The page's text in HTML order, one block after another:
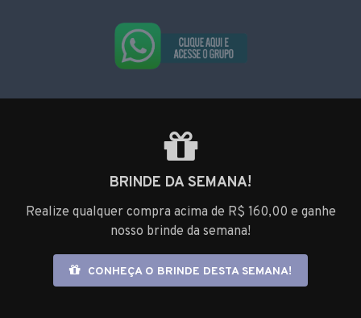
BRINDE DA SEMANA!
Realize qualquer compra acima de R$ 160,00 e ganhe
nosso brinde da semana!
CONHEÇA O BRINDE DESTA SEMANA!